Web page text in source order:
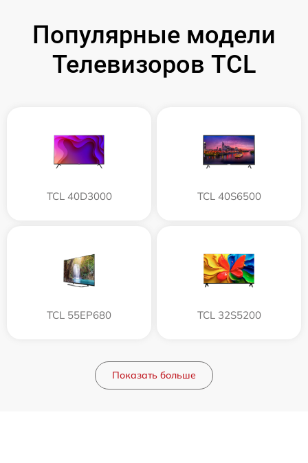
Популярные модели
Телевизоров TCL
TCL 40D3000 TCL 40S6500
TCL 55EP680 TCL 32S5200
Показать больше